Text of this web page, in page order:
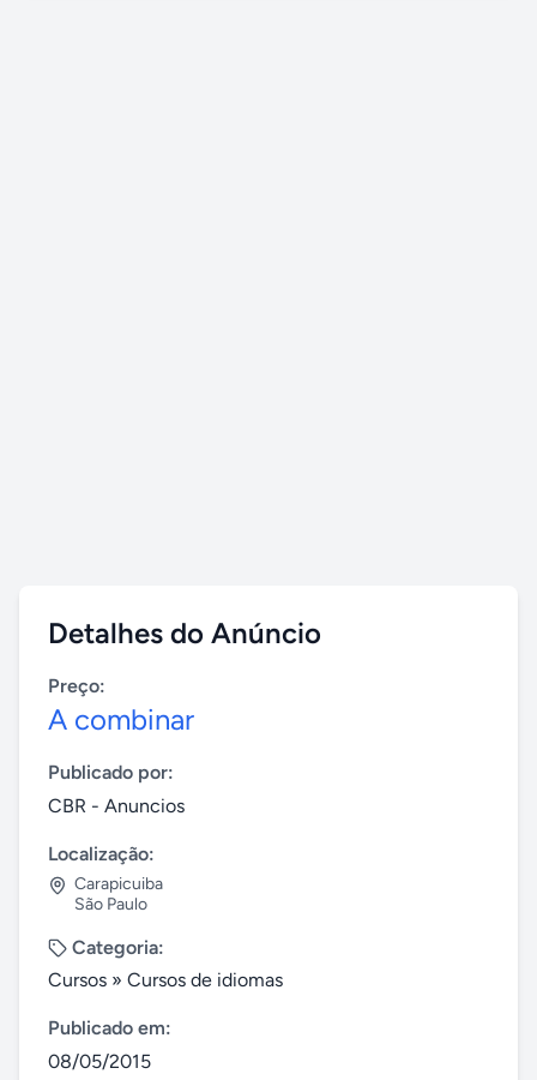
Detalhes do Anúncio
Preço:
A combinar
Publicado por:
CBR - Anuncios
Localização:
Carapicuiba
São Paulo
Categoria:
Cursos » Cursos de idiomas
Publicado em:
08/05/2015